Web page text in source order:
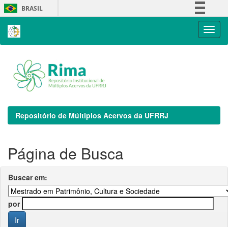
Skip
navigation
BRASIL
Repositório de Múltiplos Acervos da UFRRJ
Página de Busca
Buscar em:
por